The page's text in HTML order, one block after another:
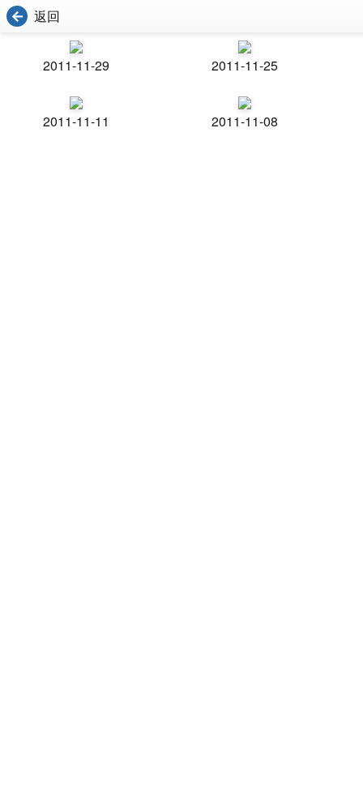
返回
2011-11-29 2011-11-25
2011-11-11 2011-11-08